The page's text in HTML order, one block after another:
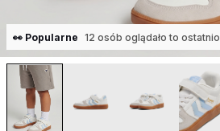
👀 Popularne 12 osób oglądało to ostatnio